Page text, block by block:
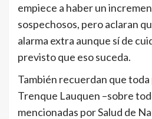
empiece a haber un
sospechosos, pero aclaran
alarma extra aunque sí de
previsto que eso suceda.
También recuerdan que
Trenque Lauquen –sobre
mencionadas por Salud de